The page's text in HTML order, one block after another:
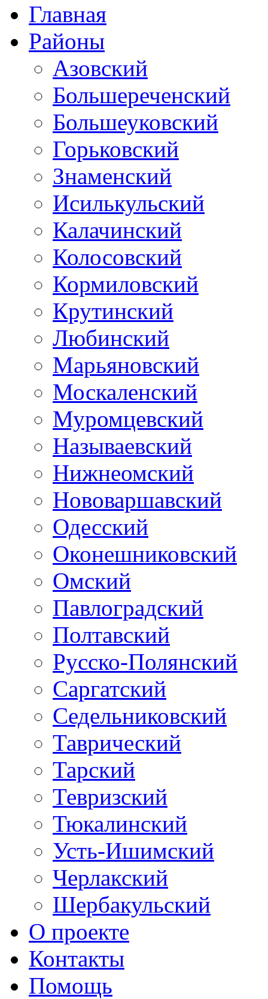
Главная
Районы
Азовский
Большереченский
Большеуковский
Горьковский
Знаменский
Исилькульский
Калачинский
Колосовский
Кормиловский
Крутинский
Любинский
Марьяновский
Москаленский
Муромцевский
Называевский
Нижнеомский
Нововаршавский
Одесский
Оконешниковский
Омский
Павлоградский
Полтавский
Русско-Полянский
Саргатский
Седельниковский
Таврический
Тарский
Тевризский
Тюкалинский
Усть-Ишимский
Черлакский
Шербакульский
О проекте
Контакты
Помощь